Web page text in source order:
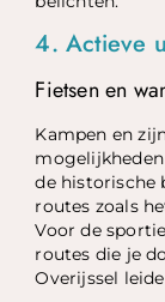
4. Actieve
Fietsen en
Kampen en
de historische
routes zoals
Voor de
routes die je
Overijssel